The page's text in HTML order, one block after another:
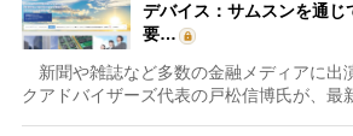
デバイス：サムスンを通じ
要…
新聞や雑誌など多数の金融メディアに出
クアドバイザーズ代表の戸松信博氏が、最